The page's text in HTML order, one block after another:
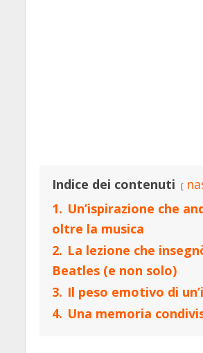
Indice dei contenuti
1. Un’ispirazione che
oltre la musica
2. La lezione che
Beatles (e non solo)
3. Il peso emotivo di
4. Una memoria